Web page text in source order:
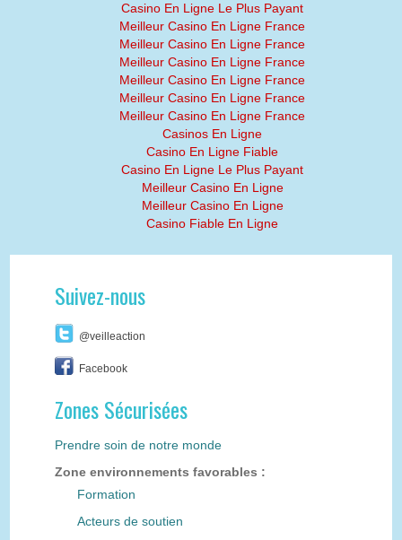
Casino En Ligne Le Plus Payant
Meilleur Casino En Ligne France
Meilleur Casino En Ligne France
Meilleur Casino En Ligne France
Meilleur Casino En Ligne France
Meilleur Casino En Ligne France
Meilleur Casino En Ligne France
Casinos En Ligne
Casino En Ligne Fiable
Casino En Ligne Le Plus Payant
Meilleur Casino En Ligne
Meilleur Casino En Ligne
Casino Fiable En Ligne
Suivez-nous
@veilleaction
Facebook
Zones Sécurisées
Prendre soin de notre monde
Zone environnements favorables :
Formation
Acteurs de soutien